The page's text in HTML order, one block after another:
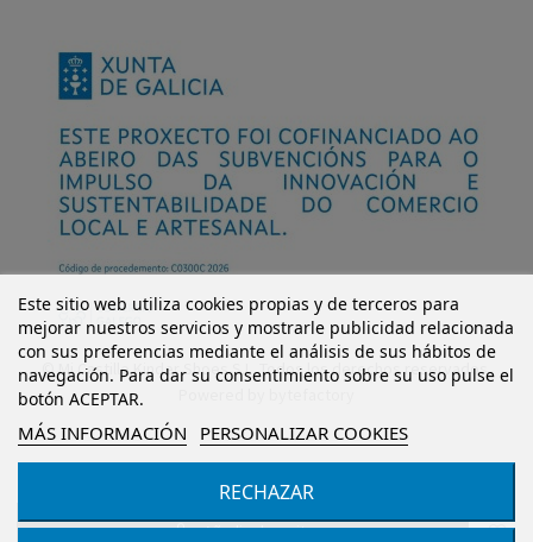
Añadir al carrito
Este sitio web utiliza cookies propias y de terceros para
mejorar nuestros servicios y mostrarle publicidad relacionada
con sus preferencias mediante el análisis de sus hábitos de
navegación. Para dar su consentimiento sobre su uso pulse el
botón ACEPTAR.
MÁS INFORMACIÓN PERSONALIZAR COOKIES
RECHAZAR
© Mi Castillo Kinder Shoes S.L. Todos los derechos reservados.